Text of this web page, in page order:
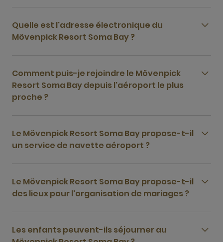
Quelle est l'adresse électronique du
Mövenpick Resort Soma Bay ?
Comment puis-je rejoindre le Mövenpick
Resort Soma Bay depuis l'aéroport le plus
proche ?
Le Mövenpick Resort Soma Bay propose-t-il
un service de navette aéroport ?
Le Mövenpick Resort Soma Bay propose-t-il
des lieux pour l'organisation de mariages ?
Les enfants peuvent-ils séjourner au